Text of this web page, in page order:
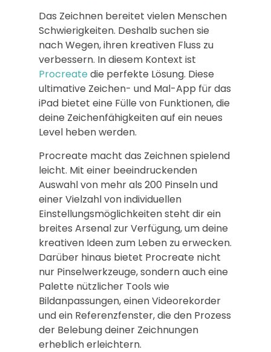
Das Zeichnen bereitet vielen Menschen
Schwierigkeiten. Deshalb suchen sie
nach Wegen, ihren kreativen Fluss zu
verbessern. In diesem Kontext ist
Procreate die perfekte Lösung. Diese
ultimative Zeichen- und Mal-App für das
iPad bietet eine Fülle von Funktionen, die
deine Zeichenfähigkeiten auf ein neues
Level heben werden.
Procreate macht das Zeichnen spielend
leicht. Mit einer beeindruckenden
Auswahl von mehr als 200 Pinseln und
einer Vielzahl von individuellen
Einstellungsmöglichkeiten steht dir ein
breites Arsenal zur Verfügung, um deine
kreativen Ideen zum Leben zu erwecken.
Darüber hinaus bietet Procreate nicht
nur Pinselwerkzeuge, sondern auch eine
Palette nützlicher Tools wie
Bildanpassungen, einen Videorekorder
und ein Referenzfenster, die den Prozess
der Belebung deiner Zeichnungen
erheblich erleichtern.